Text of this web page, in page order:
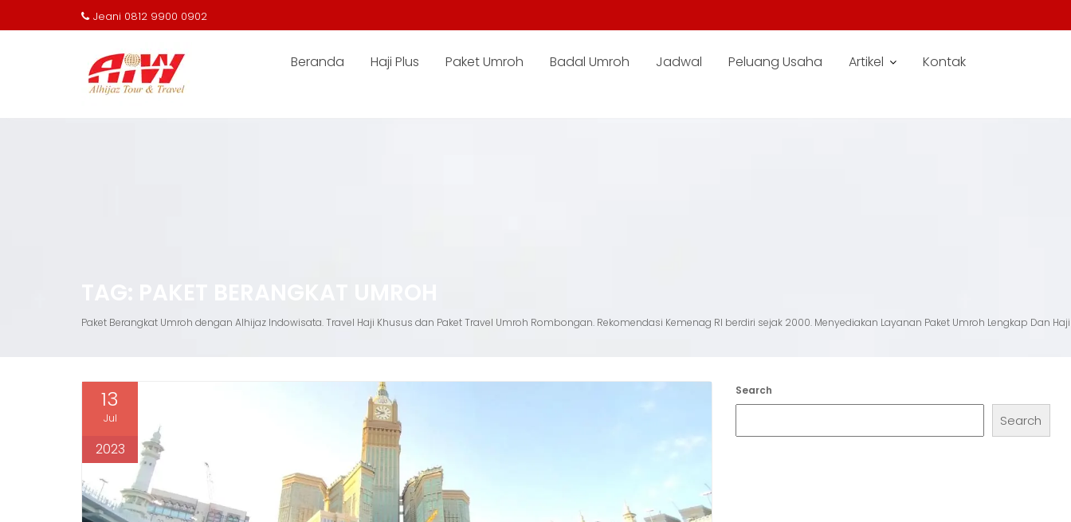
Jeani 0812 9900 0902
Beranda Haji Plus Paket Umroh Badal Umroh Jadwal Peluang Usaha Artikel Kontak
Paket Berangkat Umroh dengan Alhijaz Indowisata. Travel Haji Khusus dan Paket Travel Umroh Rombongan. Rekomendasi Kemenag RI berdiri sejak 2000. Menyediakan Layanan Paket Umroh Lengkap Dan
13
Jul
2023
Search
Search